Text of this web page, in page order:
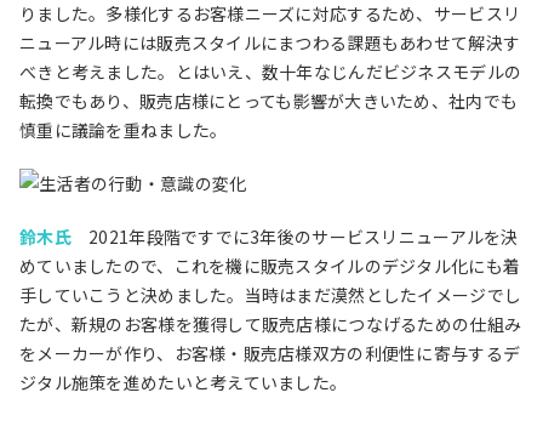
りました。多様化するお客様ニーズに対応するため、サービスリ
ニューアル時には販売スタイルにまつわる課題もあわせて解決す
べきと考えました。とはいえ、数十年なじんだビジネスモデルの
転換でもあり、販売店様にとっても影響が大きいため、社内でも
慎重に議論を重ねました。
鈴木氏2021年段階ですでに3年後のサービスリニューアルを決
めていましたので、これを機に販売スタイルのデジタル化にも着
手していこうと決めました。当時はまだ漠然としたイメージでし
たが、新規のお客様を獲得して販売店様につなげるための仕組み
をメーカーが作り、お客様・販売店様双方の利便性に寄与するデ
ジタル施策を進めたいと考えていました。